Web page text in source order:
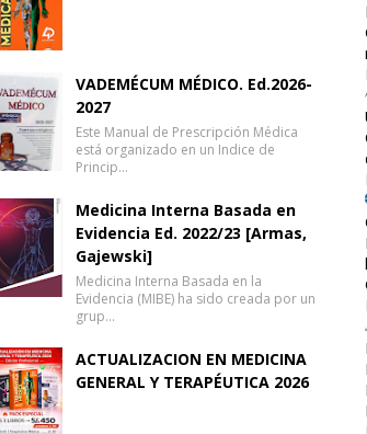
VADEMÉCUM MÉDICO. Ed.2026-
2027
Este Manual de Prescripción Médica
está organizado en un Indice de
Princip…
Medicina Interna Basada en
Evidencia Ed. 2022/23 [Armas,
Gajewski]
Medicina Interna Basada en la
Evidencia (MIBE) ha sido creada por un
grup…
ACTUALIZACION EN MEDICINA
GENERAL Y TERAPÉUTICA 2026